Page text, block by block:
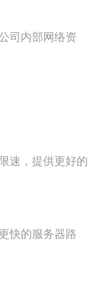
司内部网络资
速，提供更好的
快的服务器路